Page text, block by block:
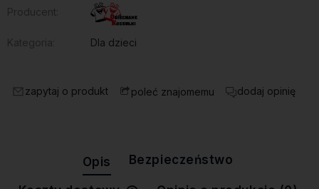
Dla dzieci
zapytaj o produkt poleć znajomemu dodaj opinię
Opis Bezpieczeństwo